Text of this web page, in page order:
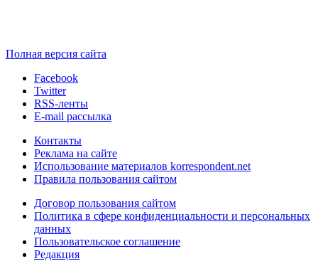
Полная версия сайта
Facebook
Twitter
RSS-ленты
E-mail рассылка
Контакты
Реклама на сайте
Использование материалов korrespondent.net
Правила пользования сайтом
Договор пользования сайтом
Политика в сфере конфиденциальности и персональных
данных
Пользовательское соглашение
Редакция